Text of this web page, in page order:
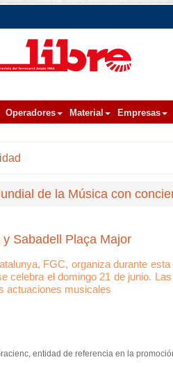
Operadores Material Empresas
de la Música con
Sabadell Plaça Major
FGC, organiza durante
celebra el domingo 21 de junio.
actuaciones musicales
entidad de referencia en la